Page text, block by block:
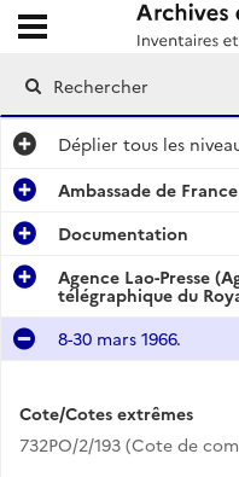
Archives
Ouvrir le menu déroulant
Déplier tous les
Ambassade de
Documentation
Agence Lao-Presse
télégraphique du
8-30 mars 1966.
Cote/Cotes extrêmes
732PO/2/193 (Cote de